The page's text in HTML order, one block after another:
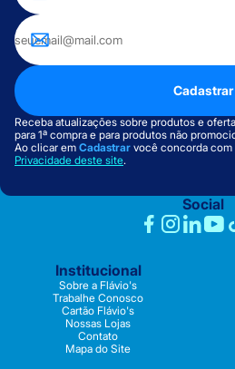
Cadastrar
Receba atualizações sobre produtos e
para 1ª compra e para produtos não
Ao clicar em Cadastrar você concorda com
Privacidade deste site.
Social
Institucional
Sobre a Flávio's
Trabalhe Conosco
Cartão Flávio's
Nossas Lojas
Contato
Mapa do Site